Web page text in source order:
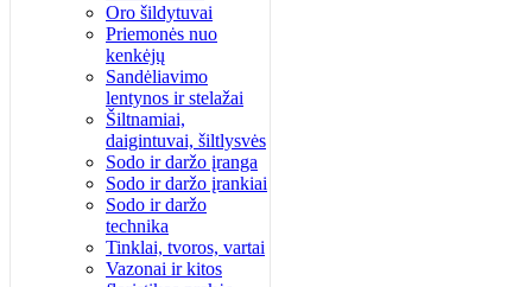
Oro šildytuvai
Priemonės nuo
kenkėjų
Sandėliavimo
lentynos ir stelažai
Šiltnamiai,
daigintuvai, šiltlysvės
Sodo ir daržo įranga
Sodo ir daržo įrankiai
Sodo ir daržo
technika
Tinklai, tvoros, vartai
Vazonai ir kitos